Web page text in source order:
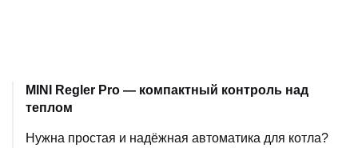
MINI Regler Pro — компактный контроль над
теплом
Нужна простая и надёжная автоматика для котла?